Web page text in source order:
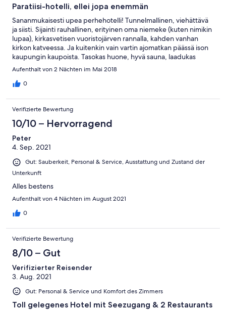
Paratiisi-hotelli, ellei jopa enemmän
Sananmukaisesti upea perhehotelli! Tunnelmallinen, viehättävä
ja siisti. Sijainti rauhallinen, erityinen oma niemeke (kuten nimikin
lupaa), kirkasvetisen vuoristojärven rannalla, kahden vanhan
kirkon katveessa. Ja kuitenkin vain vartin ajomatkan päässä ison
kaupungin kaupoista. Tasokas huone, hyvä sauna, laadukas
aamiainen ja ystävällinen palvelu. Yksi hienoimmista
sanottavaa.
Aufenthalt von 2 Nächten im Mai 2018
0
Verifizierte Bewertung
10/10 – Hervorragend
Peter
4. Sep. 2021
Gut: Sauberkeit, Personal & Service, Ausstattung und Zustand der
Unterkunft
Alles bestens
Aufenthalt von 4 Nächten im August 2021
0
Verifizierte Bewertung
8/10 – Gut
Verifizierter Reisender
3. Aug. 2021
Gut: Personal & Service und Komfort des Zimmers
Toll gelegenes Hotel mit Seezugang & 2 Restaurants